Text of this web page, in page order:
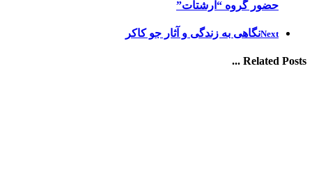
حضور گروه “ارشتات”
Nextنگاهی به زندگی و آثار جو کاکر
Related Posts ...